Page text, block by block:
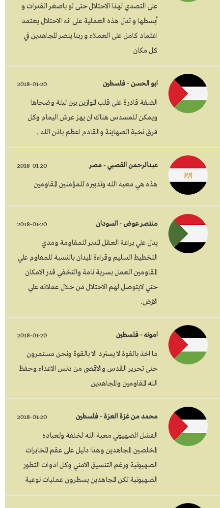
على التصدي لهذا الاحتلال حتى لو باصغر القدرات و
أبسطها و تدل هذه العملية على انه الاحتلال يعتمد
اعتماد كامل على العملاء و ربنا ينصر المجاهدين في
كل مكان
ابو الحسن - فلسطين 2018-01-20
الضفة قادرة على قلب الموازين بين ليلة وضحاها
ويمكن للمسدس هناك ان يهز عرش اليمام وكل
فرق نخبة الصهاينة والقادم اعظم باذن الله .
عبدالرحمن القصبي - مصر 2018-01-20
هذه هي معيه الله وتدبيره للمؤمنين المقاومين
منتصر عوض - السودان 2018-01-20
يدل علي براعة العقل المدبر للمقاومة ومدي
التخطيط السليم وقراءة الميدان بالنسبة للمقاوم علي
المقاومين العمل بسرية تامة والتخفي قدر الامكان
حتي لايتوصل لهم الاحتلال من خلال عملائه علي
الارض.
امونه - فلسطين 2018-01-20
ما اخذ بالقوة لا يسترد الا بالقوة ونحن مستمرون
حتى تحرير القدس والاقصى من دنس الاعداء وحفظ
الله المقاومين والمجاهدين
محمد من غزة العزة - فلسطين 2018-01-20
الفشل الصهيوني معية الله لخلقة ولعباده
المخلصين المجاهدين وهذا دليل على عقم المخابرات
الصهيونية ورغم التنسيق الامني وكل ادوات التطور
الصهيونية لكن المجاهدين يسطرون عمليات نوعية